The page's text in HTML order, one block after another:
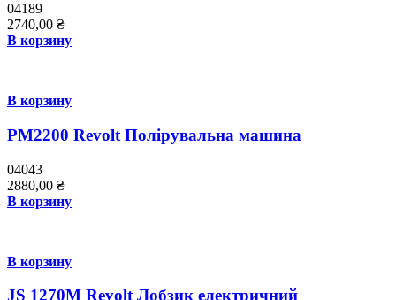
04189
2740,00 ₴
В корзину
В корзину
PM2200 Revolt Полірувальна машина
04043
2880,00 ₴
В корзину
В корзину
JS 1270M Revolt Лобзик електричний